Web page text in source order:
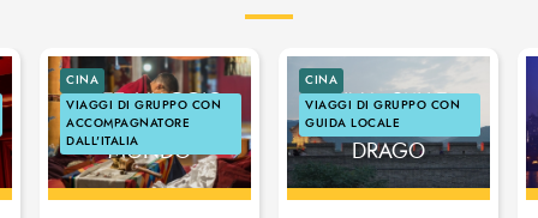
CINA
VIAGGI DI GRUPPO CON
ACCOMPAGNATORE
DALL'ITALIA
TIBET: VIAGGIO
SUL TETTO DEL
MONDO
CINA
VIAGGI DI GRUPPO CON
GUIDA LOCALE
CINA: SULLE
ORME DEL
DRAGO